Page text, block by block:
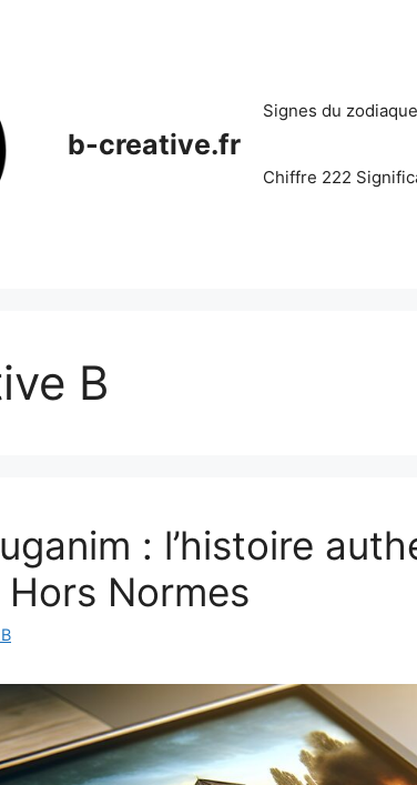
b-creative.fr
Signes du
Chiffre 222
B
: l’histoire
Hors Normes